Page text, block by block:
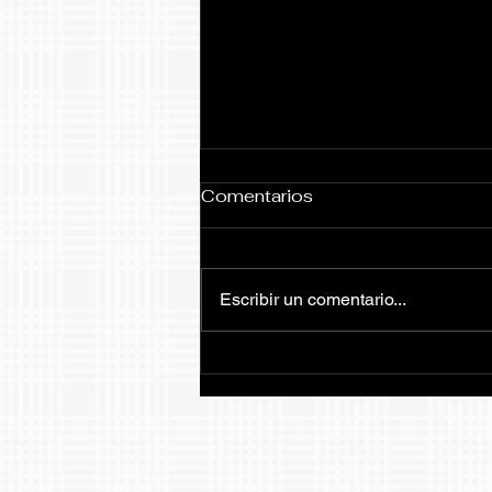
progreso de nuestros
Comentarios
Escribir un comentario...